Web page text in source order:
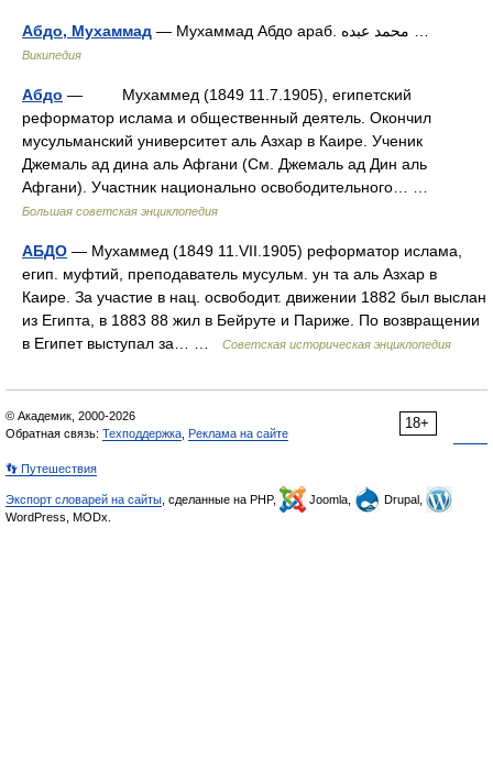
Абдо, Мухаммад
Википедия
Абдо — Мухаммед (1849 11.7.1905), египетский
реформатор ислама и общественный деятель. Окончил
мусульманский университет аль Азхар в Каире. Ученик
Джемаль ад дина аль Афгани (См. Джемаль ад Дин аль
Афгани). Участник национально освободительного… …
Большая советская энциклопедия
АБДО — Мухаммед (1849 11.VII.1905) реформатор ислама,
егип. муфтий, преподаватель мусульм. ун та аль Азхар в
Каире. За участие в нац. освободит. движении 1882 был выслан
из Египта, в 1883 88 жил в Бейруте и Париже. По возвращении
в Египет выступал за… …
Советская историческая энциклопедия
18+
© Академик, 2000-2026
Обратная связь: Техподдержка Реклама на сайте
👣 Путешествия
Экспорт словарей на сайты , сделанные на PHP, Joomla,
Drupal,
WordPress, MODx.